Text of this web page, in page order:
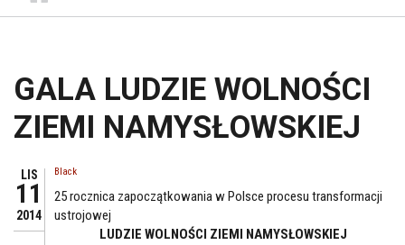
GALA LUDZIE WOLNOŚCI
ZIEMI NAMYSŁOWSKIEJ
LIS
11
2014
Black
25 rocznica zapoczątkowania w Polsce procesu transformacji
ustrojowej
LUDZIE WOLNOŚCI ZIEMI NAMYSŁOWSKIEJ